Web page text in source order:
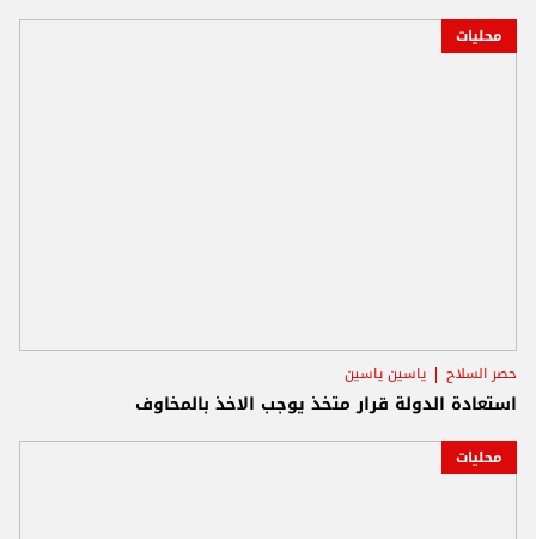
محليات
حصر السلاح ياسين ياسين
استعادة الدولة قرار متخذ يوجب الاخذ بالمخاوف
محليات